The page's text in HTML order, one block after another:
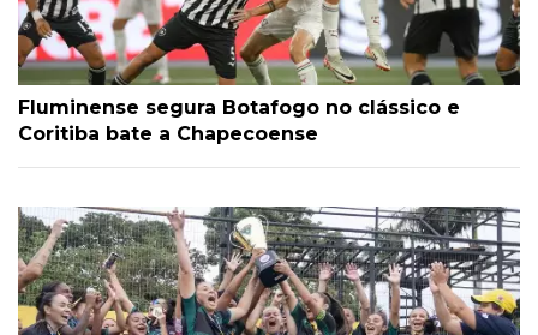
Fluminense segura Botafogo no clássico e
Coritiba bate a Chapecoense